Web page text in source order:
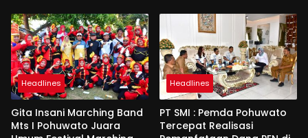
Headlines
Gita Insani Marching Band
Mts I Pohuwato Juara
Headlines
PT SMI : Pemda Pohuwato
Tercepat Realisasi